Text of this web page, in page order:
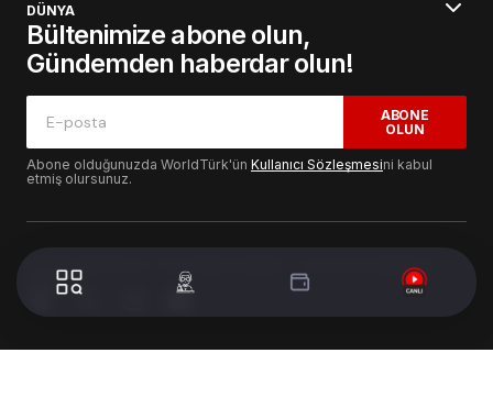
DÜNYA
Bültenimize abone olun,
Gündemden haberdar olun!
ABONE
OLUN
Abone olduğunuzda WorldTürk'ün Kullanıcı Sözleşmesini kabul
etmiş olursunuz.
© 2024 WorldTurk. Tüm Hakları Saklıdır. - Tasarım & Geliştirme :
Volion's